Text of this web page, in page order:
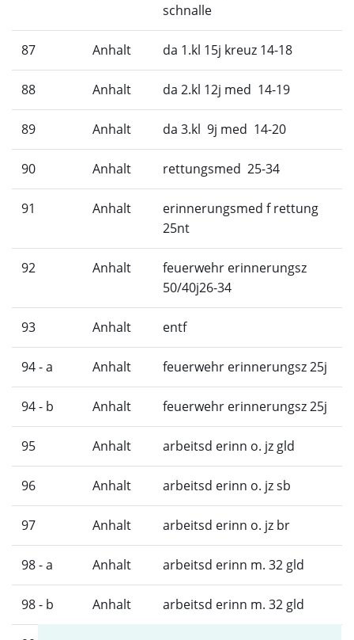
schnalle
87 Anhalt da 1.kl 15j kreuz 14-18
88 Anhalt da 2.kl 12j med 14-19
89 Anhalt da 3.kl 9j med 14-20
90 Anhalt rettungsmed 25-34
91 Anhalt
erinnerungsmed f rettung
25nt
92 Anhalt
feuerwehr erinnerungsz
50/40j26-34
93 Anhalt entf
94 - a Anhalt feuerwehr erinnerungsz 25j
94 - b Anhalt feuerwehr erinnerungsz 25j
95 Anhalt arbeitsd erinn o. jz gld
96 Anhalt arbeitsd erinn o. jz sb
97 Anhalt arbeitsd erinn o. jz br
98 - a Anhalt arbeitsd erinn m. 32 gld
98 - b Anhalt arbeitsd erinn m. 32 gld